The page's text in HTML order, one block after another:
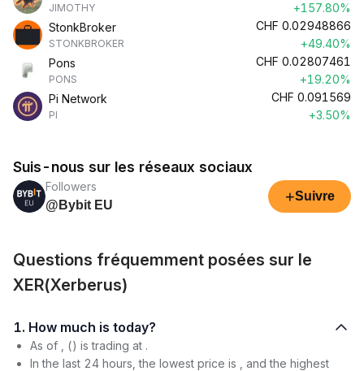
JIMOTHY
+157.80%
StonkBroker
STONKBROKER
CHF 0.02948866
+49.40%
Pons
PONS
CHF 0.02807461
+19.20%
Pi Network
PI
CHF 0.091569
+3.50%
Suis-nous sur les réseaux sociaux
Followers
@Bybit EU
+Suivre
Questions fréquemment posées sur le
XER(Xerberus)
1. How much is today?
As of , () is trading at .
In the last 24 hours, the lowest price is , and the highest